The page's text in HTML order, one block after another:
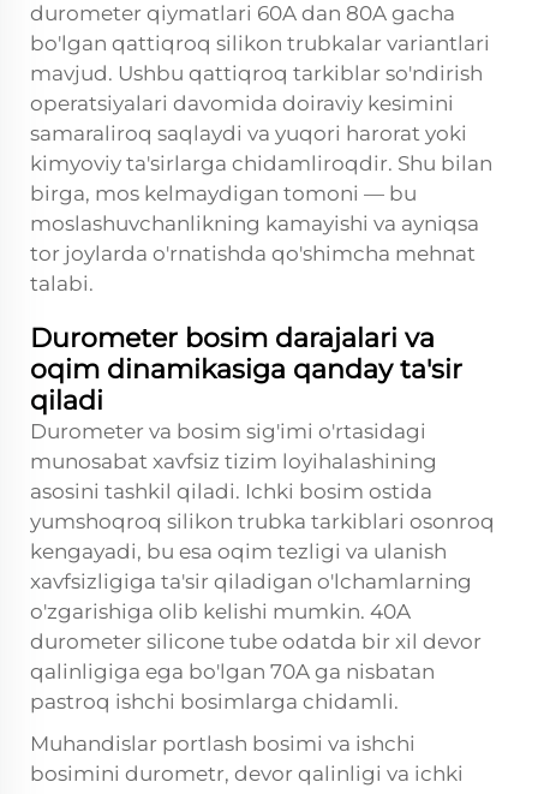
durometer qiymatlari 60A dan 80A gacha
bo'lgan qattiqroq silikon trubkalar variantlari
mavjud. Ushbu qattiqroq tarkiblar so'ndirish
operatsiyalari davomida doiraviy kesimini
samaraliroq saqlaydi va yuqori harorat yoki
kimyoviy ta'sirlarga chidamliroqdir. Shu bilan
birga, mos kelmaydigan tomoni — bu
moslashuvchanlikning kamayishi va ayniqsa
tor joylarda o'rnatishda qo'shimcha mehnat
talabi.
Durometer bosim darajalari va
oqim dinamikasiga qanday ta'sir
qiladi
Durometer va bosim sig'imi o'rtasidagi
munosabat xavfsiz tizim loyihalashining
asosini tashkil qiladi. Ichki bosim ostida
yumshoqroq silikon trubka tarkiblari osonroq
kengayadi, bu esa oqim tezligi va ulanish
xavfsizligiga ta'sir qiladigan o'lchamlarning
o'zgarishiga olib kelishi mumkin. 40A
durometer silicone tube odatda bir xil devor
qalinligiga ega bo'lgan 70A ga nisbatan
pastroq ishchi bosimlarga chidamli.
Muhandislar portlash bosimi va ishchi
bosimini durometr, devor qalinligi va ichki